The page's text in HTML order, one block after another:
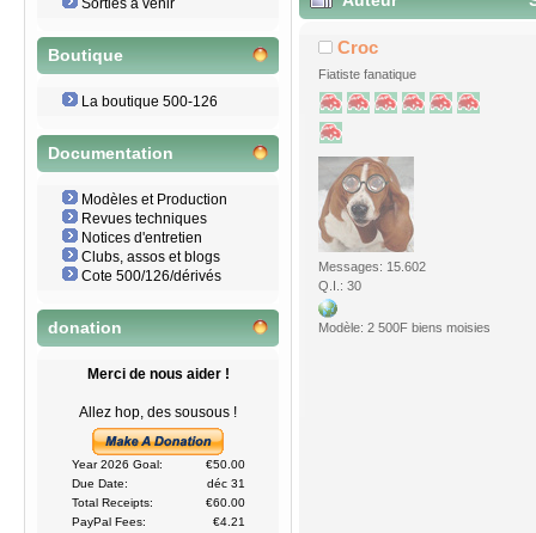
Sorties à venir
Boutique
La boutique 500-126
Documentation
Modèles et Production
Revues techniques
Notices d'entretien
Clubs, assos et blogs
Cote 500/126/dérivés
donation
Merci de nous aider !
Allez hop, des sousous !
Year 2026 Goal:
€50.00
Due Date:
déc 31
Total Receipts:
€60.00
PayPal Fees:
€4.21
Croc
Fiatiste fanatique
Messages: 15.602
Q.I.: 30
Modèle: 2 500F biens moisies